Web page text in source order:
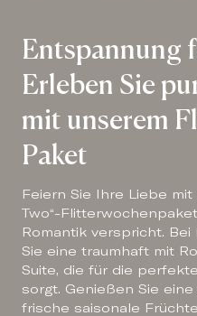
Entspannung
Erleben Sie
mit unserem
Paket
Feiern Sie Ihre Liebe
Two“-
Romantik verspricht.
Sie eine traumhaft mit
Suite, die für die
sorgt. Genießen Sie
frische saisonale